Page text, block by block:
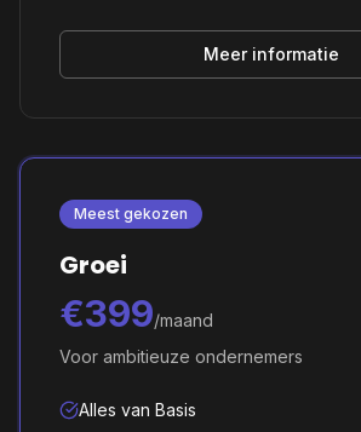
Meer informatie
Meest gekozen
Groei
€399/maand
Voor ambitieuze ondernemers
Alles van Basis